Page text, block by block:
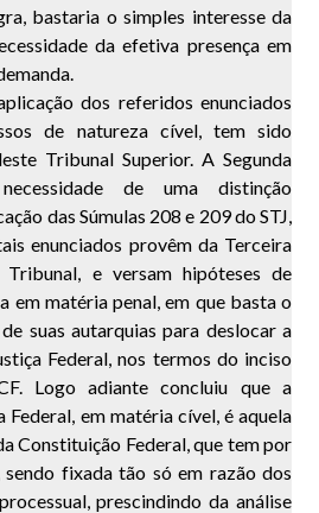
bastaria o simples interesse da
da efetiva presença em
dos referidos enunciados
de natureza cível, tem sido
Tribunal Superior. A Segunda
de uma distinção
das Súmulas 208 e 209 do STJ,
enunciados provêm da Terceira
Tribunal, e versam hipóteses de
em matéria penal, em que basta o
suas autarquias para deslocar a
Federal, nos termos do inciso
Logo adiante concluiu que a
Federal, em matéria cível, é aquela
Constituição Federal, que tem por
fixada tão só em razão dos
prescindindo da análise